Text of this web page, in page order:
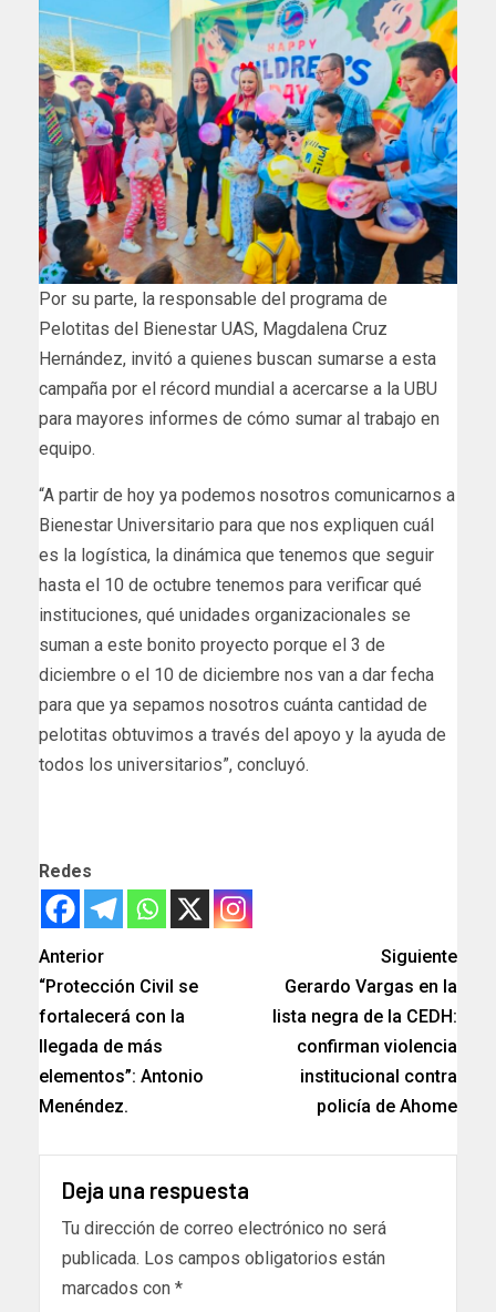
Por su parte, la responsable del programa de
Pelotitas del Bienestar UAS, Magdalena Cruz
Hernández, invitó a quienes buscan sumarse a esta
campaña por el récord mundial a acercarse a la UBU
para mayores informes de cómo sumar al trabajo en
equipo.
“A partir de hoy ya podemos nosotros comunicarnos a
Bienestar Universitario para que nos expliquen cuál
es la logística, la dinámica que tenemos que seguir
hasta el 10 de octubre tenemos para verificar qué
instituciones, qué unidades organizacionales se
suman a este bonito proyecto porque el 3 de
diciembre o el 10 de diciembre nos van a dar fecha
para que ya sepamos nosotros cuánta cantidad de
pelotitas obtuvimos a través del apoyo y la ayuda de
todos los universitarios”, concluyó.
Redes
Anterior
“Protección Civil se
fortalecerá con la
llegada de más
elementos”: Antonio
Menéndez.
Siguiente
Gerardo Vargas en la
lista negra de la CEDH:
confirman violencia
institucional contra
policía de Ahome
Deja una respuesta
Tu dirección de correo electrónico no será
publicada. Los campos obligatorios están
marcados con *